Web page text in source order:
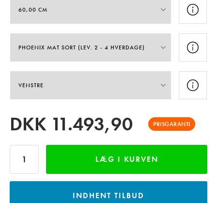
DKK 11.493,90 PRISGARANTI
LÆG I KURVEN
INDHENT TILBUD